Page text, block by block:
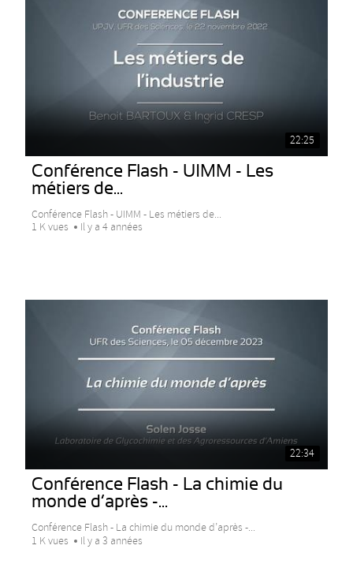
22:25
Conférence Flash - UIMM - Les
métiers de...
Conférence Flash - UIMM - Les métiers de...
1 K vues
Il y a 4 années
22:34
Conférence Flash - La chimie du
monde d’après -...
Conférence Flash - La chimie du monde d’après -...
1 K vues
Il y a 3 années